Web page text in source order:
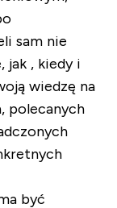
sam nie
jak , kiedy i
wiedzę na
polecanych
być